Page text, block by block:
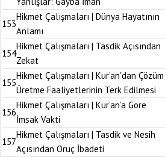
153
Hikmet Çalışmaları | Dünya Hayatının
Anlamı
154
Hikmet Çalışmaları | Tasdik Açısından
Zekat
155
Hikmet Çalışmaları | Kur’an’dan Çözüm
Üretme Faaliyetlerinin Terk Edilmesi
156
Hikmet Çalışmaları | Kur’an’a Göre
İmsak Vakti
157
Hikmet Çalışmaları | Tasdik ve Nesih
Açısından Oruç İbadeti